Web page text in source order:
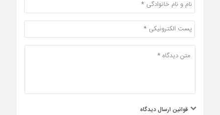
قوانین ارسال دیدگاه